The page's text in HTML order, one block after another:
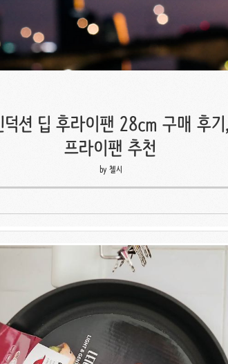
덕션 딥 후라이팬 28cm 구매 후
프라이팬 추천
by 첼시